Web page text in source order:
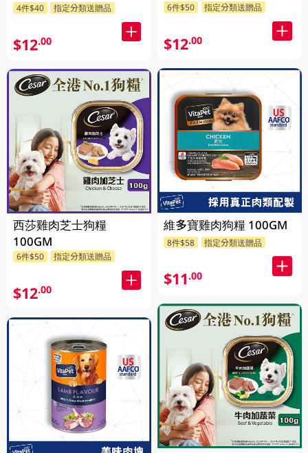
4件$40 指定分類送贈品
$12.00
西莎雞肉芝士狗糧
100GM
6件$50 指定分類送贈品
$12.00
6件$50 指定分類送贈品
$12.00
維多寶雞肉狗糧 100GM
8件$58 指定分類送贈品
$11.00